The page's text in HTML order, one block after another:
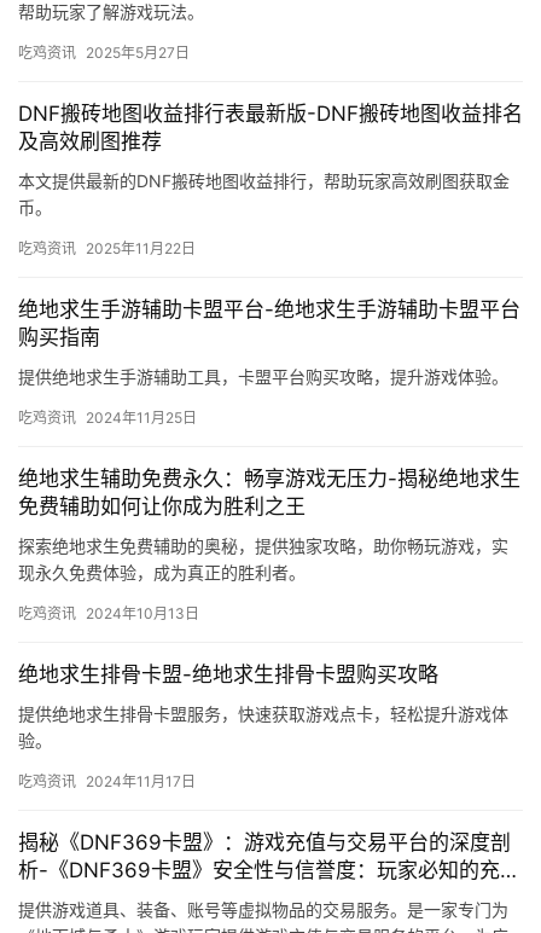
帮助玩家了解游戏玩法。
吃鸡资讯 2025年5月27日
DNF搬砖地图收益排行表最新版-DNF搬砖地图收益排名
及高效刷图推荐
本文提供最新的DNF搬砖地图收益排行，帮助玩家高效刷图获取金
币。
吃鸡资讯 2025年11月22日
绝地求生手游辅助卡盟平台-绝地求生手游辅助卡盟平台
购买指南
提供绝地求生手游辅助工具，卡盟平台购买攻略，提升游戏体验。
吃鸡资讯 2024年11月25日
绝地求生辅助免费永久：畅享游戏无压力-揭秘绝地求生
免费辅助如何让你成为胜利之王
探索绝地求生免费辅助的奥秘，提供独家攻略，助你畅玩游戏，实
现永久免费体验，成为真正的胜利者。
吃鸡资讯 2024年10月13日
绝地求生排骨卡盟-绝地求生排骨卡盟购买攻略
提供绝地求生排骨卡盟服务，快速获取游戏点卡，轻松提升游戏体
验。
吃鸡资讯 2024年11月17日
揭秘《DNF369卡盟》：游戏充值与交易平台的深度剖
析-《DNF369卡盟》安全性与信誉度：玩家必知的充值
交易指南
提供游戏道具、装备、账号等虚拟物品的交易服务。是一家专门为